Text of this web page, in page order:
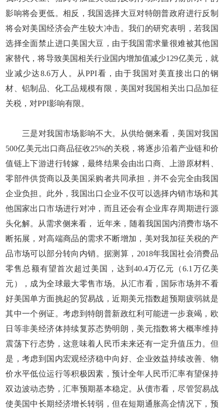
影响将会更低。相反，我国选择大豆对特朗普政府进行反制
将会对美国经济会产生较大冲击。我们的研究表明，若我国
选择全面禁止进口美国大豆，由于我国需求量很难被其他国
家替代，将导致美国相关行业国内增加值减少129亿美元，就
业减少达8.6万人。从PPI看，由于我国对美直接出口的钢
材、铝制品、化工品规模有限，美国对我国相关出口品加征
关税，对PPI影响有限。
三是对我国市场影响不大。从供给侧来看，美国对我国
500亿美元出口商品征收25%的关税，将逐步沿着产业链和价
值链上下游进行转嫁，最终结果会由出口商、上游原材料、
零部件供货商以及美国采购者共同承担，并不会完全由我国
企业负担。此外，我国出口企业不仅可以选择内销市场和其
他国家出口市场进行对冲，而且还会有企业库存周期进行源
头化解。从需求侧来看， 近年来，随着我国国内消费市场不
断拓展，对高端商品的需求不断增加，美对我加征关税的产
品市场可以部分转向内销。据测算，2018年我国社会消费品
零售总额有望首次超过美国，达到40.4万亿元（6.1万亿美
元），成为全球最大零售市场。从汇市看，国际市场并不看
好美国单方面挑起的贸易战，近期美元指数超预期疲弱就是
其中一个例证。考虑到特朗普新政红利可能进一步衰竭，欧
日等非美经济体持续复苏态势明朗，美元指数将大概率维持
震荡下行态势，这意味着人民币未来还有一定升值压力。但
是，考虑到国内宏观经济稳中向好、企业效益持续改善、物
价水平低位运行等积极因素，预计全年人民币汇率有望保持
双边波动态势，汇率预期基本稳定。从债市看，尽管贸易战
使美国中长期经济增长转弱，但在短期通胀高企情况下，预